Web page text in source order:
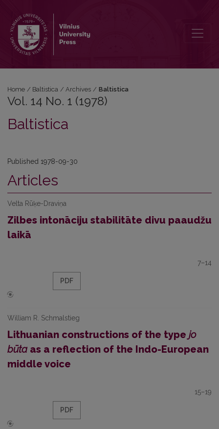
Home / Baltistica / Archives / Baltistica
Vol. 14 No. 1 (1978)
Baltistica
Published 1978-09-30
Articles
Velta Rūķe-Draviņa
Zilbes intonāciju stabilitāte divu paaudžu
laikā
7–14
PDF
William R. Schmalstieg
Lithuanian constructions of the type jo
būta as a reflection of the Indo-European
middle voice
15–19
PDF